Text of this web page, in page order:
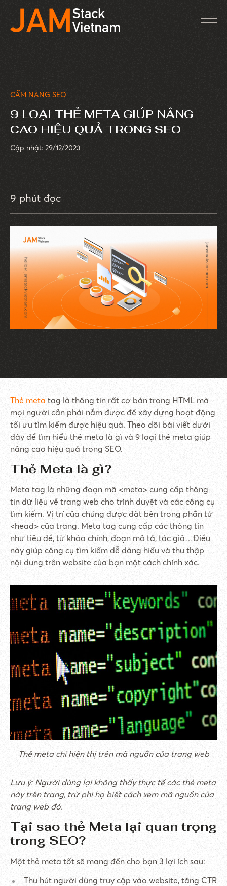
CẨM NANG SEO
9 LOẠI THẺ META GIÚP NÂNG
CAO HIỆU QUẢ TRONG SEO
Cập nhật: 29/12/2023
9 phút đọc
Thẻ meta tag là thông tin rất cơ bản trong HTML mà
mọi người cần phải nắm được để xây dựng hoạt động
tối ưu tìm kiếm được hiệu quả. Theo dõi bài viết dưới
đây để tìm hiểu thẻ meta là gì và 9 loại thẻ meta giúp
nâng cao hiệu quả trong SEO.
Thẻ Meta là gì?
Meta tag là những đoạn mã <meta> cung cấp thông
tin dữ liệu về trang web cho trình duyệt và các công cụ
tìm kiếm. Vị trí của chúng được đặt bên trong phần tử
<head> của trang. Meta tag cung cấp các thông tin
như tiêu đề, từ khóa chính, đoạn mô tả, tác giả…Điều
này giúp công cụ tìm kiếm dễ dàng hiểu và thu thập
nội dung trên website của bạn một cách chính xác.
Thẻ meta chỉ hiện thị trên mã nguồn của trang web
Lưu ý: Người dùng lại không thấy thực tế các thẻ meta
này trên trang, trừ phi họ biết cách xem mã nguồn của
trang web đó.
Tại sao thẻ Meta lại quan trọng
trong SEO?
Một thẻ meta tốt sẽ mang đến cho bạn 3 lợi ích sau:
Thu hút người dùng truy cập vào website, tăng CTR